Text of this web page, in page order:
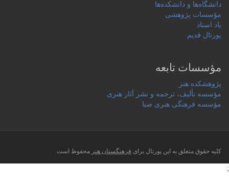
دانشگاه‌ها و دانشکده‌ها
مؤسسات پژوهشی
یاد استاد
پورتال قدیم
مؤسسات تابعه
پژوهشکده هنر
مؤسسه تألیف، ترجمه و نشر آثار هنری
مؤسسه فرهنگی هنری صبا
کلیه حقوق متعلق به این پورتال برای فرهنگستان هنرمحفوظ است.